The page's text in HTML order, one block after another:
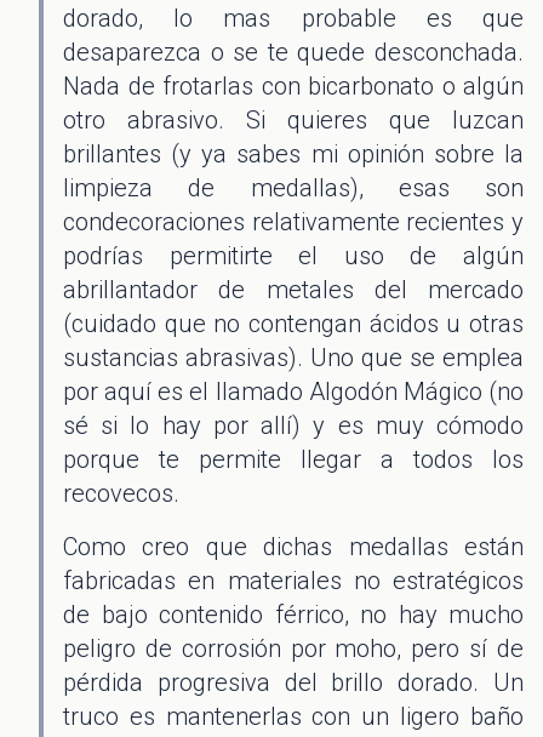
dorado, lo mas probable es que
desaparezca o se te quede desconchada.
Nada de frotarlas con bicarbonato o algún
otro abrasivo. Si quieres que luzcan
brillantes (y ya sabes mi opinión sobre la
limpieza de medallas), esas son
condecoraciones relativamente recientes y
podrías permitirte el uso de algún
abrillantador de metales del mercado
(cuidado que no contengan ácidos u otras
sustancias abrasivas). Uno que se emplea
por aquí es el llamado Algodón Mágico (no
sé si lo hay por allí) y es muy cómodo
porque te permite llegar a todos los
recovecos.
Como creo que dichas medallas están
fabricadas en materiales no estratégicos
de bajo contenido férrico, no hay mucho
peligro de corrosión por moho, pero sí de
pérdida progresiva del brillo dorado. Un
truco es mantenerlas con un ligero baño